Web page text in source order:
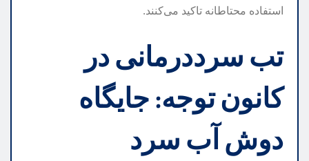
استفاده محتاطانه تاکید می‌کنند.
تب سرددرمانی در
کانون توجه: جایگاه
دوش آب سرد